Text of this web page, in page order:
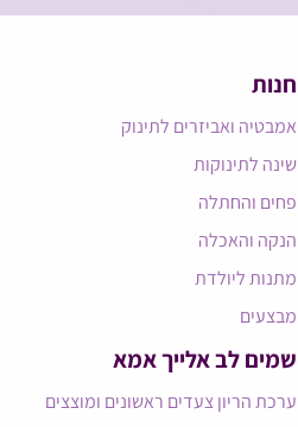
חנות
אמבטיה ואביזרים לתינוק
שינה לתינוקות
פחים והחתלה
הנקה והאכלה
מתנות ליולדת
מבצעים
שמים לב אלייך אמא​
ערכת הריון צעדים ראשונים ומוצצים